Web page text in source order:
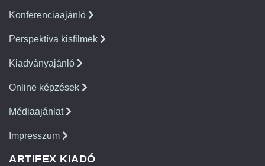
Konferenciaajánló
Perspektíva kisfilmek
Kiadványajánló
Online képzések
Médiaajánlat
Impresszum
ARTIFEX KIADÓ